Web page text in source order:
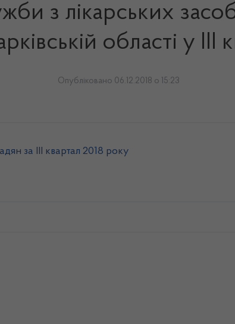
з лікарських
області у ІІІ
Опубліковано 06.12.2018 о 15:23
за ІІІ квартал 2018 року